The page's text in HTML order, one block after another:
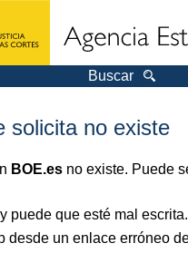
Buscar
solicita no existe
BOE.es no existe. Puede
puede que esté mal
desde un enlace erróneo